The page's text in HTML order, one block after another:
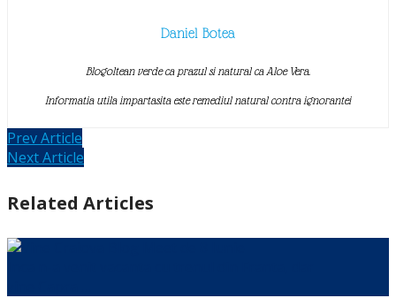
Daniel Botea
Blogoltean verde ca prazul si natural ca Aloe Vera.
Informatia utila impartasita este remediul natural contra ignorantei
Prev Article
Next Article
Related Articles